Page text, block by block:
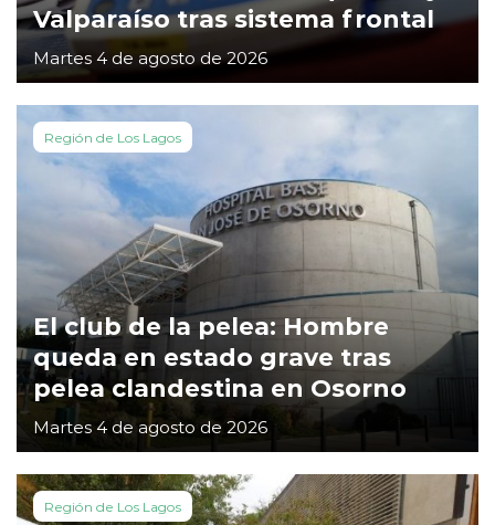
Valparaíso tras sistema frontal
Martes 4 de agosto de 2026
Región de Los Lagos
El club de la pelea: Hombre
queda en estado grave tras
pelea clandestina en Osorno
Martes 4 de agosto de 2026
Región de Los Lagos